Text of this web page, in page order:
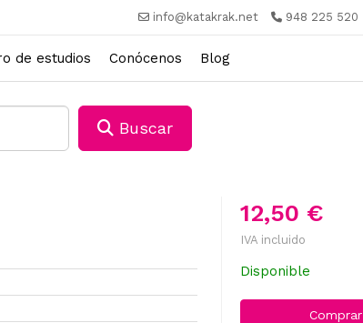
info@katakrak.net 948 225 520
de estudios Conócenos Blog
Buscar
12,50 €
IVA incluido
Disponible
Comprar